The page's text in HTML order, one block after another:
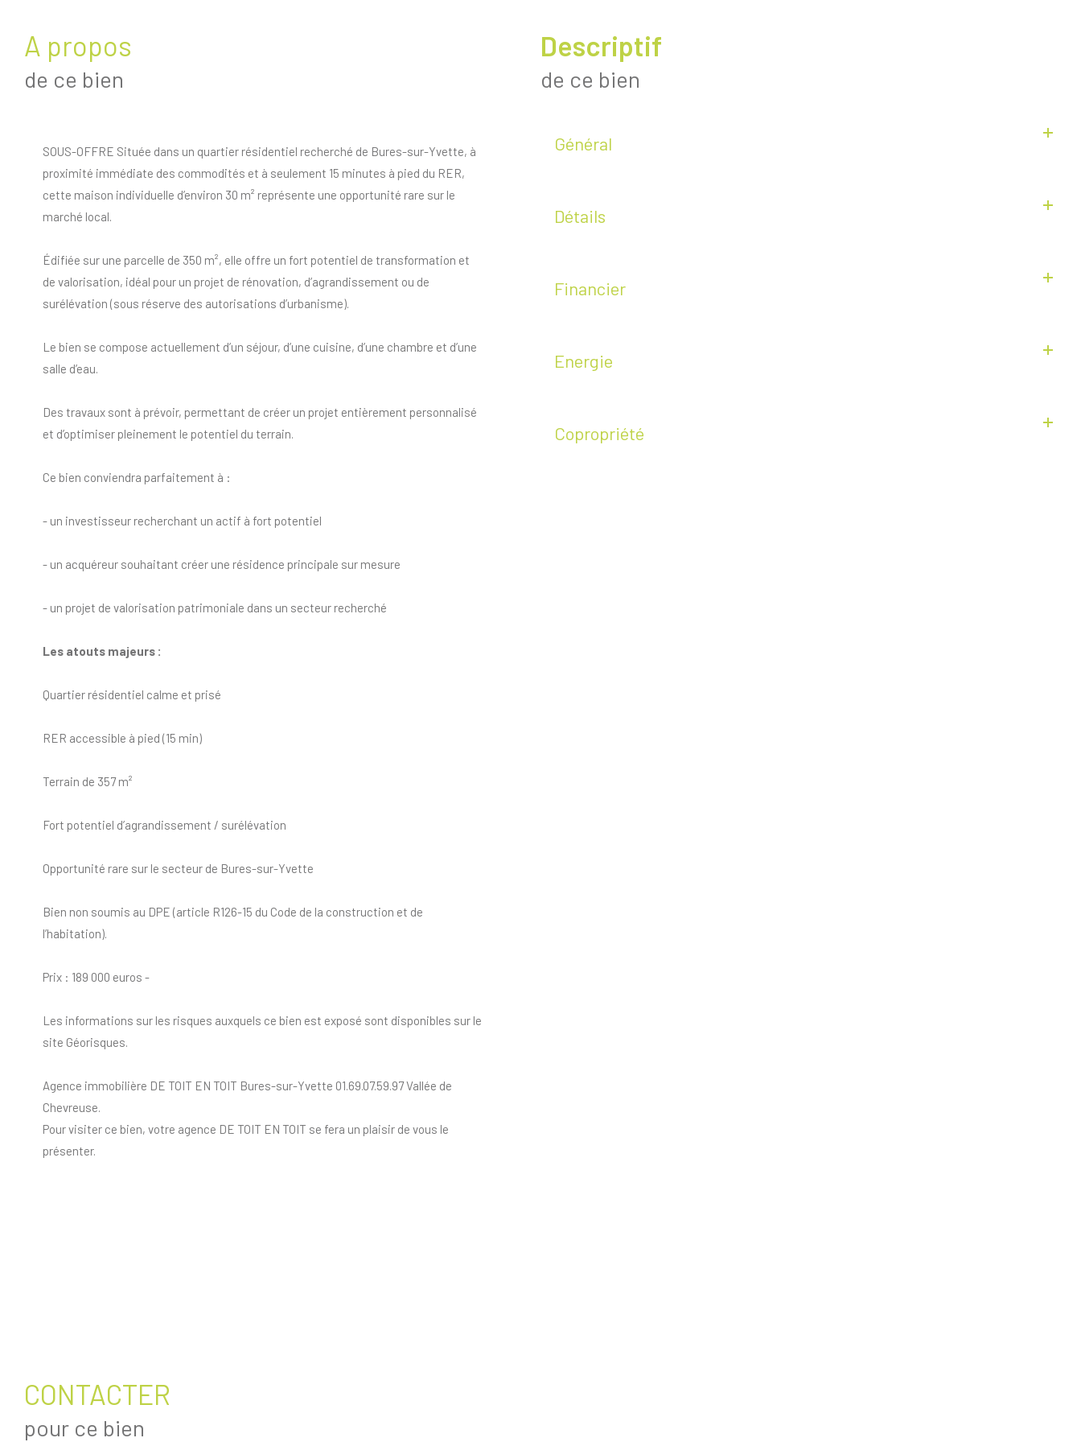
a propos
de ce bien
SOUS-OFFRE Située dans un quartier résidentiel recherché de Bures-sur-Yvette, à
proximité immédiate des commodités et à seulement 15 minutes à pied du RER,
cette maison individuelle d’environ 30 m² représente une opportunité rare sur le
marché local.
Édifiée sur une parcelle de 350 m², elle offre un fort potentiel de transformation et
de valorisation, idéal pour un projet de rénovation, d’agrandissement ou de
surélévation (sous réserve des autorisations d’urbanisme).
Le bien se compose actuellement d’un séjour, d’une cuisine, d’une chambre et d’une
salle d’eau.
Des travaux sont à prévoir, permettant de créer un projet entièrement personnalisé
et d’optimiser pleinement le potentiel du terrain.
Ce bien conviendra parfaitement à :
- un investisseur recherchant un actif à fort potentiel
- un acquéreur souhaitant créer une résidence principale sur mesure
- un projet de valorisation patrimoniale dans un secteur recherché
Les atouts majeurs :
Quartier résidentiel calme et prisé
RER accessible à pied (15 min)
Terrain de 357 m²
Fort potentiel d’agrandissement / surélévation
Opportunité rare sur le secteur de Bures-sur-Yvette
Bien non soumis au DPE (article R126-15 du Code de la construction et de
l’habitation).
Prix : 189 000 euros -
Les informations sur les risques auxquels ce bien est exposé sont disponibles sur le
site Géorisques.
Agence immobilière DE TOIT EN TOIT Bures-sur-Yvette 01.69.07.59.97 Vallée de
Chevreuse.
Pour visiter ce bien, votre agence DE TOIT EN TOIT se fera un plaisir de vous le
présenter.
descriptif
de ce bien
Général
Détails
Financier
Energie
Copropriété
CONTACTER
pour ce bien